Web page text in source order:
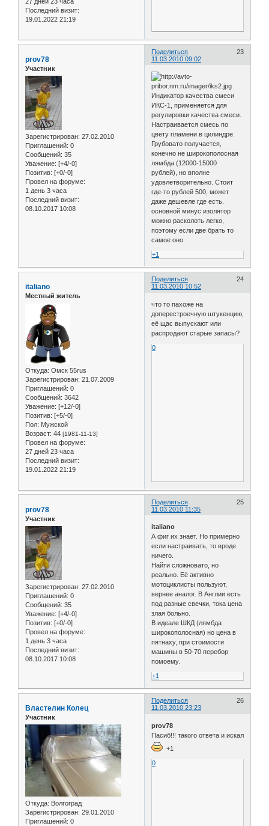
Последний визит:
19.01.2022 21:19
Поделиться
23
11.03.2010 09:02
prov78
Участник
Зарегистрирован: 27.02.2010
Приглашений: 0
Сообщений: 35
Уважение: [+4/-0]
Позитив: [+0/-0]
Провел на форуме:
1 день 3 часа
Последний визит:
08.10.2017 10:08
Индикатор качества смеси
ИКС-1, применяется для
регулировки качества смеси.
Настраивается смесь по
цвету пламени в цилиндре.
Грубовато получается,
конечно не широкополосная
лямбда (12000-15000
рублей), но вполне
удовлетворительно. Стоит
где-то рублей 500, может
даже дешевле где есть.
основной минус изолятор
можно расколоть легко,
поэтому если две брать то
самое оно.
+1
Поделиться
24
11.03.2010 10:52
italiano
Местный житель
Откуда: Омск 55rus
Зарегистрирован: 21.07.2009
Приглашений: 0
Сообщений: 3642
Уважение: [+12/-0]
Позитив: [+5/-0]
Пол: Мужской
Возраст: 44 [1981-11-13]
Провел на форуме:
27 дней 23 часа
Последний визит:
19.01.2022 21:19
что то пахоже на
доперестроечную штукенцию,
её щас выпускают или
распродают старые запасы?
0
Поделиться
25
11.03.2010 11:35
prov78
Участник
Зарегистрирован: 27.02.2010
Приглашений: 0
Сообщений: 35
Уважение: [+4/-0]
Позитив: [+0/-0]
Провел на форуме:
1 день 3 часа
Последний визит:
08.10.2017 10:08
italiano
А фиг их знает. Но примерно
если настраивать, то вроде
ничего.
Найти сложновато, но
реально. Её активно
мотоциклисты пользуют,
вернее аналог. В Англии есть
под разные свечки, тока цена
злая больно.
В идеале ШКД (лямбда
широкополосная) но цена в
пятнаху, при стоимости
машины в 50-70 перебор
помоему.
+1
Поделиться
26
11.03.2010 23:23
Властелин Колец
Участник
Откуда: Волгоград
Зарегистрирован: 29.01.2010
Приглашений: 0
prov78
Пасиб!!! такого ответа и искал
+1
0